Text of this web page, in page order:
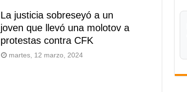
La justicia sobreseyó a un
joven que llevó una molotov a
protestas contra CFK
martes, 12 marzo, 2024